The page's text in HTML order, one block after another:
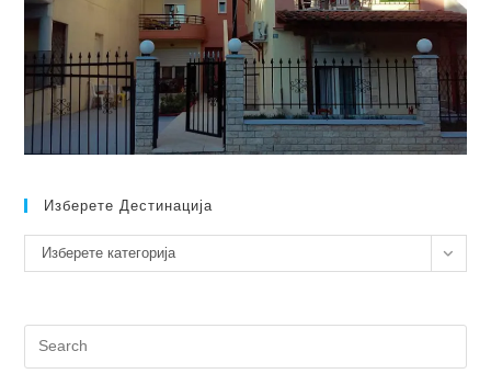
Изберете Дестинација
Изберете
дестинација
Изберете категорија